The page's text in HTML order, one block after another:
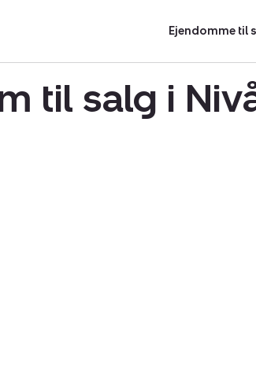
Ejendomme til
til salg i